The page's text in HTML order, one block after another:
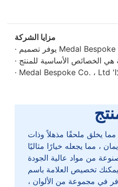
مزايا الشركة
يخلق ملحقًا مذهلاً وذات
، مما يجعله خيارًا مثاليًا
من مواد عالية الجودة
تخصيص العلامة باسم
في مجموعة من الألوان ،